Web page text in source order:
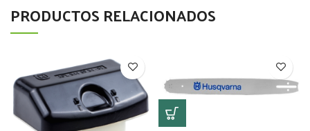
PRODUCTOS RELACIONADOS